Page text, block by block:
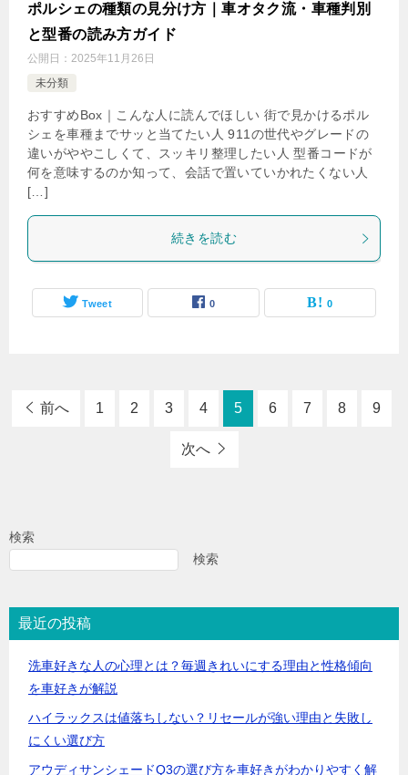
ポルシェの種類の見分け方｜車オタク流・車種判別
と型番の読み方ガイド
公開日： 2025年11月26日
未分類
おすすめBox｜こんな人に読んでほしい 街で見かけるポル
シェを車種までサッと当てたい人 911の世代やグレードの
違いがややこしくて、スッキリ整理したい人 型番コードが
何を意味するのか知って、会話で置いていかれたくない人
[…]
続きを読む
Tweet 0 0
前へ 1 2 3 4 5 6 7 8 9
次へ
検索
検索
最近の投稿
洗車好きな人の心理とは？毎週きれいにする理由と性格傾向
を車好きが解説
ハイラックスは値落ちしない？リセールが強い理由と失敗し
にくい選び方
アウディサンシェードQ3の選び方を車好きがわかりやすく解